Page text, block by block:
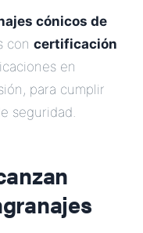
cónicos de
con certificación
en
para cumplir
seguridad.